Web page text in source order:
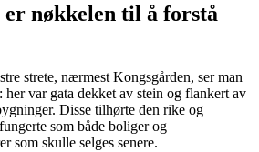
nøkkelen til å forstå
strete, nærmest Kongsgården, ser man
var gata dekket av stein og flankert av
Disse tilhørte den rike og
som både boliger og
som skulle selges senere.